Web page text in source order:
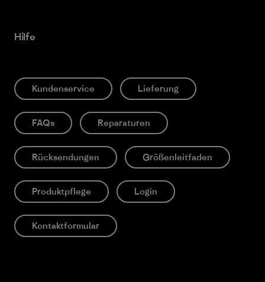
Hilfe
Kundenservice Lieferung
FAQs Reparaturen
Rücksendungen Größenleitfaden
Produktpflege Login
Kontaktformular